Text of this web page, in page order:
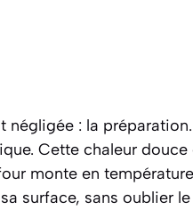
: la
Cette chaleur
monte en
surface, sans oublier